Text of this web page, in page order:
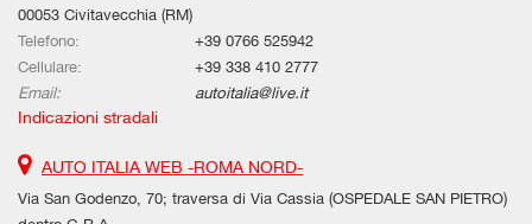
00053 Civitavecchia (RM)
Telefono:
+39 0766 525942
Cellulare:
+39 338 410 2777
Email:
autoitalia@live.it
Indicazioni stradali
AUTO ITALIA WEB -ROMA NORD-
Via San Godenzo, 70; traversa di Via Cassia (OSPEDALE SAN PIETRO)